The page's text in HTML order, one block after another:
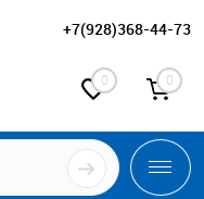
+7(928)368-44-73
0 0